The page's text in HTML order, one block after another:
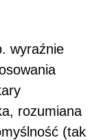
wyraźnie
rozumiana
(tak